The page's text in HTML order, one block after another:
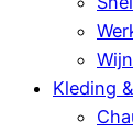
Kleding